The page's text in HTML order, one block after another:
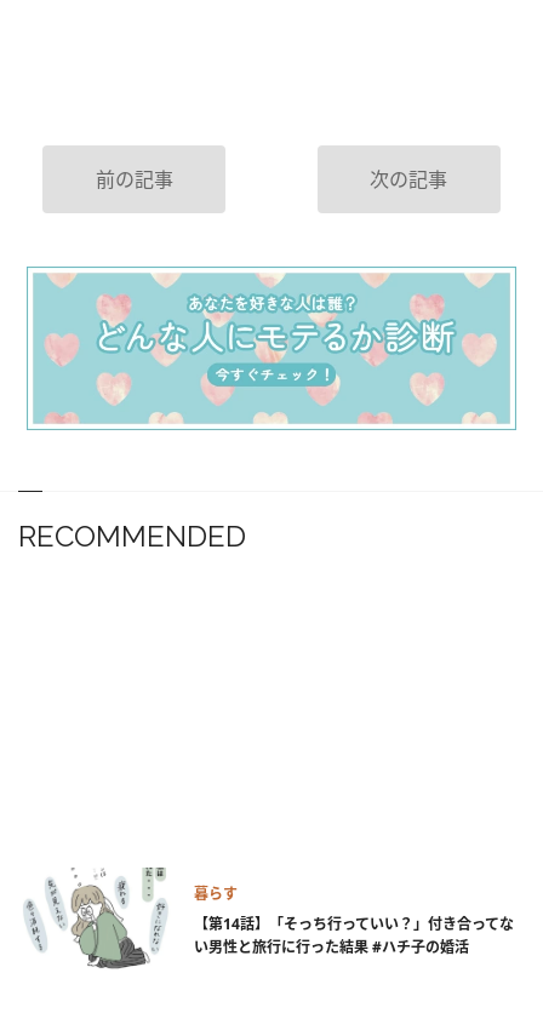
前の記事 次の記事
RECOMMENDED
暮らす
【第14話】「そっち行っていい？」付き合ってな
い男性と旅行に行った結果 #ハチ子の婚活